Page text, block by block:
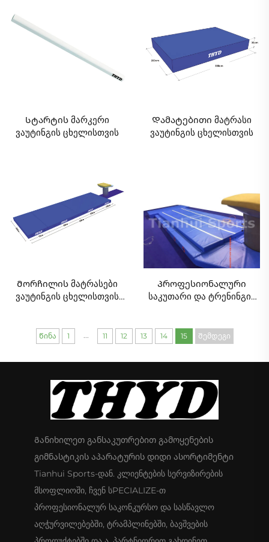
Სტარტის მარკერი
ვაუტინგის ცხელისთვის
Დამატებითი მატრასი
ვაუტინგის ცხელისთვის
Მორჩილის მატრასები
ვაუტინგის ცხელისთვის
Პროფესიონალური
საკუთარი და ტრენინგის
გიმნასტიკის ვაულტინგის
ცხელი ვაულტინგის
ცხელი ცხელი
Წინა 1 11 12 13 14 15 Შემდეგი
Განიხილეთ განსაკუთრებით გამოყენების
გიმნასტიკის აპარატურის დიდი ასორტიმენტი
Tianhui Sports-დან. კლიენტების სერვიზირების
მსოფლიოში, ჩვენ სPECIALIZE-თ
პროფესიონალურ საკონკურსო და სასწავლო
აღჭურვილებებში, ტრამპლინებში, ბავშვების